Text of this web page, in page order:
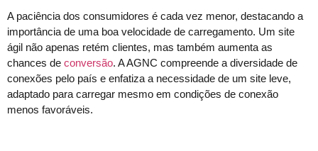
A paciência dos consumidores é cada vez menor, destacando a
importância de uma boa velocidade de carregamento. Um site
ágil não apenas retém clientes, mas também aumenta as
chances de conversão. A AGNC compreende a diversidade de
conexões pelo país e enfatiza a necessidade de um site leve,
adaptado para carregar mesmo em condições de conexão
menos favoráveis.